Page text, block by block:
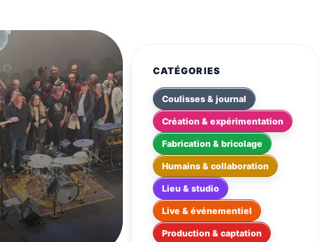
CATÉGORIES
Coulisses & journal
Création & expérimentation
Fabrication & bricolage
Humains & collaboration
Lieu & studio
Live & événementiel
Production & captation